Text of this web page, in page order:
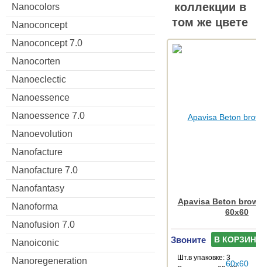
Nanocolors
Nanoconcept
Nanoconcept 7.0
Nanocorten
Nanoeclectic
Nanoessence
Nanoessence 7.0
Nanoevolution
Nanofacture
Nanofacture 7.0
Nanofantasy
Nanoforma
Nanofusion 7.0
Nanoiconic
Nanoregeneration
коллекции в
том же цвете
Apavisa Beton
60x60
Звоните В КОРЗИНУ
Шт.в упаковке: 3